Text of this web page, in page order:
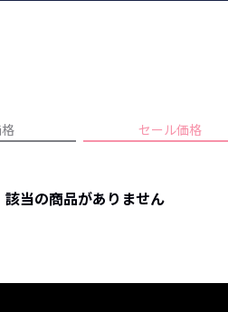
プライバシーポリシー
セール価格
該当の商品がありません